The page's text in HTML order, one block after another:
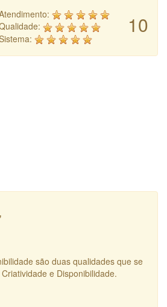
10
são duas qualidades que se
e Disponibilidade.